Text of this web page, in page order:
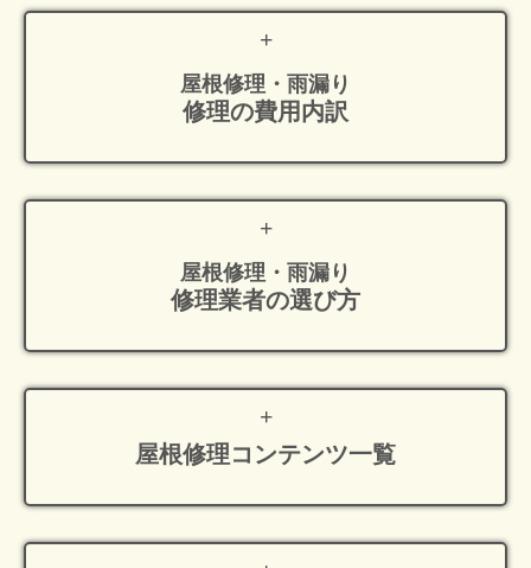
屋根修理・雨漏り
修理の費用内訳
屋根修理・雨漏り
修理業者の選び方
屋根修理コンテンツ一覧